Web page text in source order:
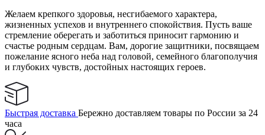
Желаем крепкого здоровья, несгибаемого характера,
жизненных успехов и внутреннего спокойствия. Пусть ваше
стремление оберегать и заботиться приносит гармонию и
счастье родным сердцам. Вам, дорогие защитники, посвящаем
пожелание ясного неба над головой, семейного благополучия
и глубоких чувств, достойных настоящих героев.
Быстрая доставка Бережно доставляем товары по России за 24
часа